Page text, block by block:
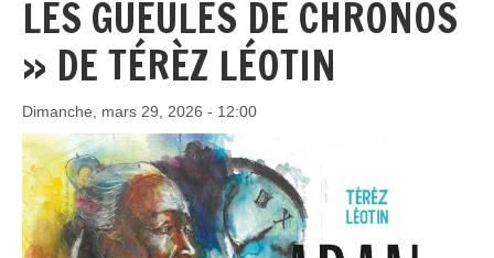
LES GUEULES DE CHRONOS
» DE TÉRÈZ LÉOTIN
Dimanche, mars 29, 2026 - 12:00